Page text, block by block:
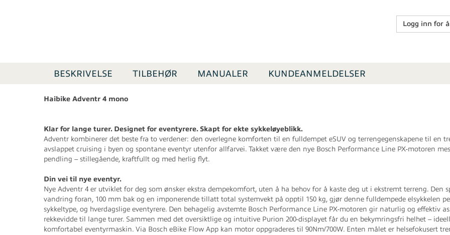
Logg inn for
BESKRIVELSE TILBEHØR MANUALER KUNDEANMELDELSER
Haibike Adventr 4 mono
Klar for lange turer. Designet for eventyrere. Skapt for ekte sykkeløyeblikk.
Adventr kombinerer det beste fra to verdener: den overlegne komforten til en fulldempet eSUV og terrengegenskapene til en
avslappet cruising i byen og spontane eventyr utenfor allfarvei. Takket være den nye Bosch Performance Line PX-motoren
pendling – stillegående, kraftfullt og med herlig flyt.
Din vei til nye eventyr.
Nye Adventr 4 er utviklet for deg som ønsker ekstra dempekomfort, uten å ha behov for å kaste deg ut i ekstremt terreng. Den
vandring foran, 100 mm bak og en imponerende tillatt total systemvekt på opptil 150 kg, gjør denne fulldempede elsykkelen
sykkeltype, og hverdagslige eventyrere. Den behagelig avstemte Bosch Performance Line PX-motoren gir naturlig og effektiv
rekkevidde til lange turer. Sammen med det oversiktlige og intuitive Purion 200-displayet får du en bekymringsfri helhet –
komfortabel eventyrmaskin. Via Bosch eBike Flow App kan motor oppgraderes til 90Nm/700W. Enten målet er helsefokusert